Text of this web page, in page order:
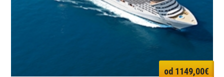
od 1149,00€